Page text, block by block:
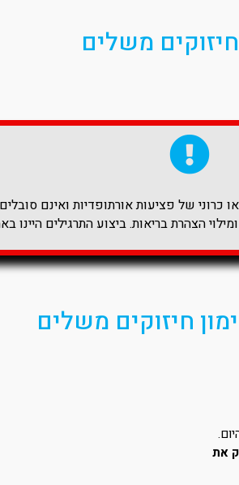
משלים
של פציעות אורתופדיות ואינם
הצהרת בריאות. ביצוע התרגילים היינו
חיזוקים משלים
את